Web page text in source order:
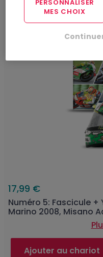
17,99 €
Numéro 5: Fascicule
Marino 2008, Misano
Ajouter au chariot
PERSONNALISER
MES CHOIX